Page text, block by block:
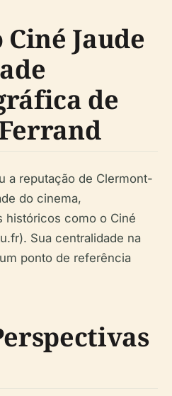
Ciné Jaude
de
a reputação de Clermont-
do cinema,
históricos como o Ciné
Sua centralidade na
ponto de referência